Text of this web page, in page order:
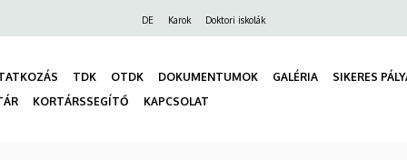
DE Karok Doktori iskolák
TDK OTDK DOKUMENTUMOK GALÉRIA
SIKERES
KORTÁRSSEGÍTŐ KAPCSOLAT